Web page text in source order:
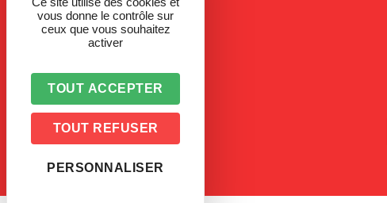
vous donne le contrôle sur
ceux que vous souhaitez
activer
TOUT ACCEPTER
TOUT REFUSER
PERSONNALISER